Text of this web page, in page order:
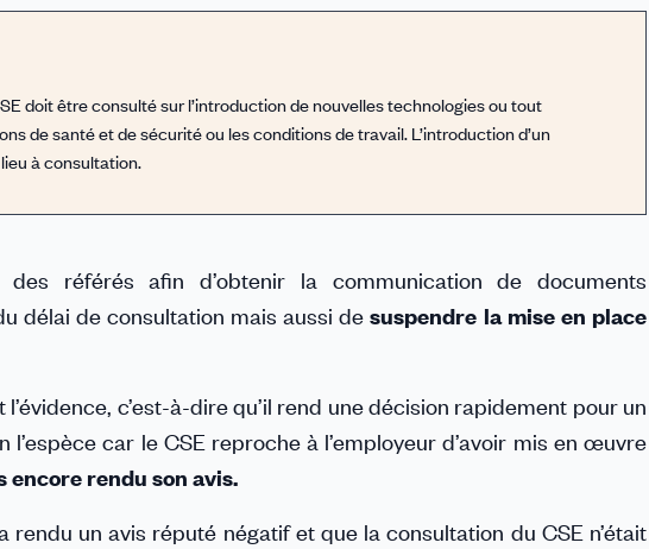
doit être consulté sur l’introduction de nouvelles technologies ou tout
de santé et de sécurité ou les conditions de travail. L’introduction d’un
à consultation.
référés afin d’obtenir la communication de documents
délai de consultation mais aussi desuspendre la mise en place
c’est-à-dire qu’il rend une décision rapidement pour un
car le CSE reproche à l’employeur d’avoir mis en œuvre
encore rendu son avis.
rendu un avis réputé négatif et que la consultation du CSE n’était